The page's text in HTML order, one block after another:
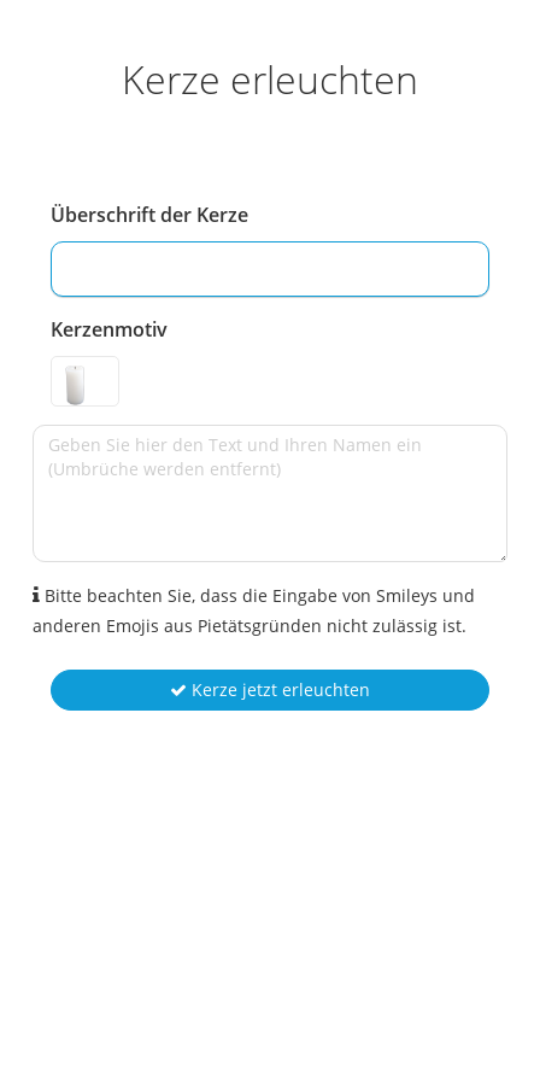
Kerze erleuchten
Überschrift der Kerze
Kerzenmotiv
Bitte beachten Sie, dass die Eingabe von Smileys und
anderen Emojis aus Pietätsgründen nicht zulässig ist.
Kerze jetzt erleuchten